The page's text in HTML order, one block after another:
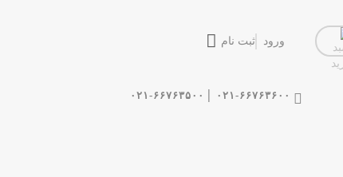
ورود ثبت نام
۰۲۱-۶۶۷۶۳۶۰۰ | ۰۲۱-۶۶۷۶۳۵۰۰